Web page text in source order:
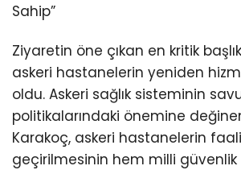
Sahip”
Ziyaretin öne çıkan en kritik
askeri hastanelerin yeniden
oldu. Askeri sağlık sisteminin
politikalarındaki önemine değinen
Karakoç, askeri hastanelerin
geçirilmesinin hem milli güvenlik